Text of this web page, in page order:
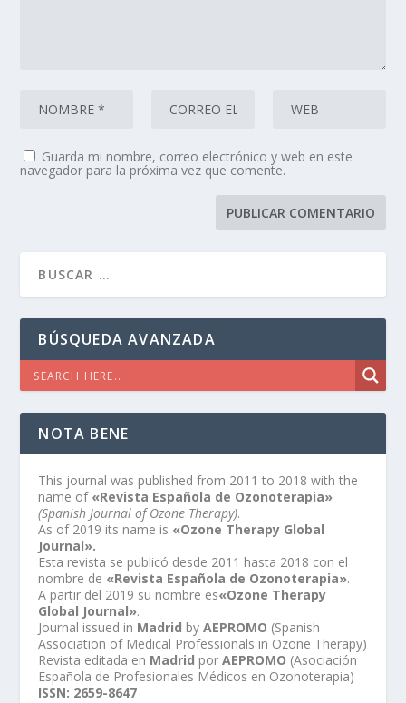
Guarda mi nombre, correo electrónico y web en este
navegador para la próxima vez que comente.
BÚSQUEDA AVANZADA
NOTA BENE
This journal was published from 2011 to 2018 with the
name of «Revista Española de Ozonoterapia»
(Spanish Journal of Ozone Therapy).
As of 2019 its name is «Ozone Therapy Global
Journal».
Esta revista se publicó desde 2011 hasta 2018 con el
nombre de «Revista Española de Ozonoterapia».
A partir del 2019 su nombre es«Ozone Therapy
Global Journal».
Journal issued in Madrid byAEPROMO (Spanish
Association of Medical Professionals in Ozone Therapy)
Revista editada en Madrid porAEPROMO (Asociación
Española de Profesionales Médicos en Ozonoterapia)
ISSN: 2659-8647